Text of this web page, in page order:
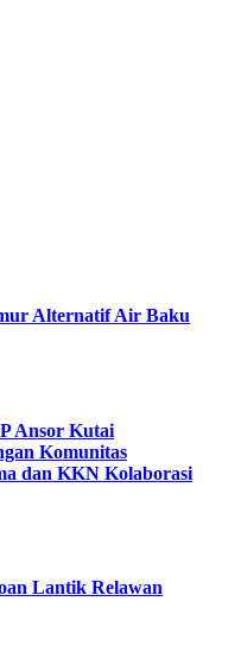
Alternatif Air Baku
Ansor Kutai
Komunitas
dan KKN Kolaborasi
Lantik Relawan